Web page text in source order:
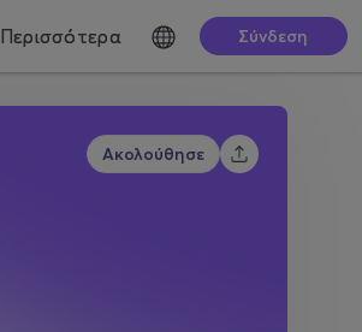
Περισσότερα Σύνδεση
Ακολούθησε